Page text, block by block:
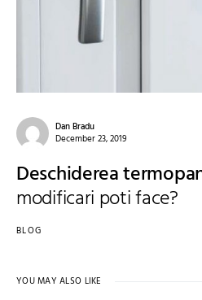
Dan Bradu
December 23, 2019
Deschiderea
modificari poti face?
BLOG
YOU MAY ALSO LIKE